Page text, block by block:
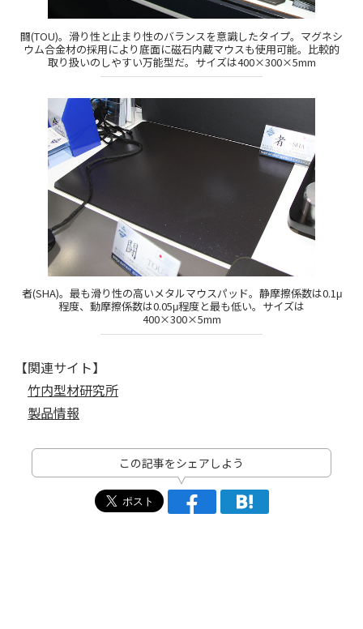
闘(TOU)。滑り性と止まり性のバランスを意識したタイプ。マグネシ
ウム合金材の採用により底面に磁石内蔵マウスも使用可能。比較的
取り扱いのしやすい万能型だ。サイズは400×300×5mm
者(SHA)。最も滑り性の高いメタルマウスパッド。静摩擦係数は0.1μ
程度、動摩擦係数は0.05μ程度と最も低い。サイズは
400×300×5mm
【関連サイト】
竹内型材研究所
製品情報
この記事をシェアしよう